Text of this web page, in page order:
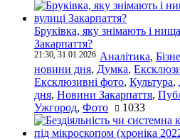
Бруківка, яку знімають і
Закарпаття?
21:30, 31.01.2026 Аналітика,
новини дня, Думка,
Ексклюзивні фото, Культура,
дня, Новини Закарпаття,
Ужгород, Фото 1033